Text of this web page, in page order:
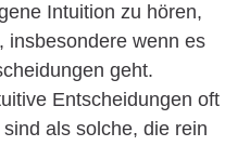
Intuition zu hören,
insbesondere wenn es
geht.
Entscheidungen oft
als solche, die rein